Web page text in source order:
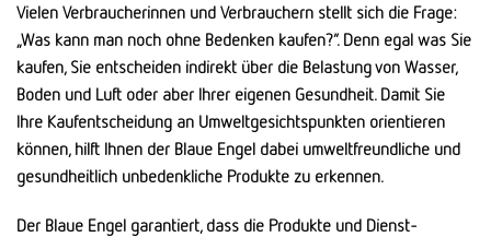
Vielen Verbraucherinnen und Verbrauchern stellt sich die Frage:
„Was kann man noch ohne Bedenken kaufen?“. Denn egal was Sie
kaufen, Sie entscheiden indirekt über die Belastung von Wasser,
Boden und Luft oder aber Ihrer eigenen Gesund­heit. Damit Sie
Ihre Kauf­ent­scheidung an Umwelt­gesichts­punkten orientieren
können, hilft Ihnen der Blaue Engel dabei umwelt­freundliche und
gesund­heitlich unbedenkliche Produkte zu erkennen.
Der Blaue Engel garantiert, dass die Produkte und Dienst­